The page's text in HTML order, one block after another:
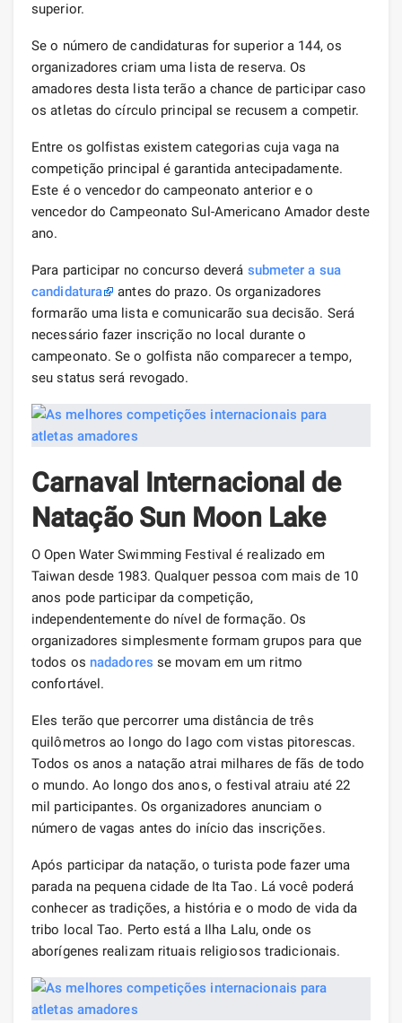
superior.
Se o número de candidaturas for superior a 144, os
organizadores criam uma lista de reserva. Os
amadores desta lista terão a chance de participar caso
os atletas do círculo principal se recusem a competir.
Entre os golfistas existem categorias cuja vaga na
competição principal é garantida antecipadamente.
Este é o vencedor do campeonato anterior e o
vencedor do Campeonato Sul-Americano Amador deste
ano.
Para participar no concurso deverá submeter a sua
candidatura
antes do prazo. Os organizadores
formarão uma lista e comunicarão sua decisão. Será
necessário fazer inscrição no local durante o
campeonato. Se o golfista não comparecer a tempo,
seu status será revogado.
Carnaval Internacional de
Natação Sun Moon Lake
O Open Water Swimming Festival é realizado em
Taiwan desde 1983. Qualquer pessoa com mais de 10
anos pode participar da competição,
independentemente do nível de formação. Os
organizadores simplesmente formam grupos para que
todos os nadadores se movam em um ritmo
confortável.
Eles terão que percorrer uma distância de três
quilômetros ao longo do lago com vistas pitorescas.
Todos os anos a natação atrai milhares de fãs de todo
o mundo. Ao longo dos anos, o festival atraiu até 22
mil participantes. Os organizadores anunciam o
número de vagas antes do início das inscrições.
Após participar da natação, o turista pode fazer uma
parada na pequena cidade de Ita Tao. Lá você poderá
conhecer as tradições, a história e o modo de vida da
tribo local Tao. Perto está a Ilha Lalu, onde os
aborígenes realizam rituais religiosos tradicionais.